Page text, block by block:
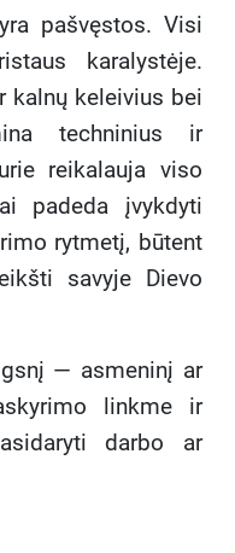
pašvęstos. Visi
karalystėje.
kalnų keleivius bei
techninius ir
reikalauja viso
padeda įvykdyti
rytmetį, būtent
savyje Dievo
— asmeninį ar
linkme ir
darbo ar